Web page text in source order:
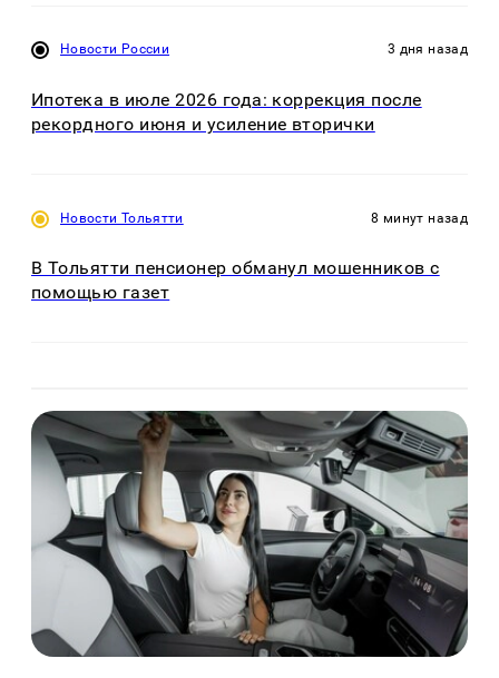
Новости России 3 дня назад
Ипотека в июле 2026 года: коррекция после
рекордного июня и усиление вторички
Новости Тольятти 8 минут назад
В Тольятти пенсионер обманул мошенников с
помощью газет